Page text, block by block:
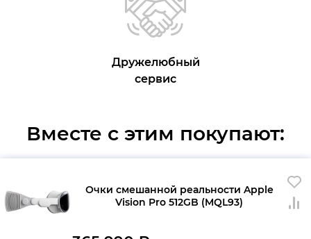
Дружелюбный
сервис
Вместе с этим покупают:
Очки смешанной реальности Apple
Vision Pro 512GB (MQL93)